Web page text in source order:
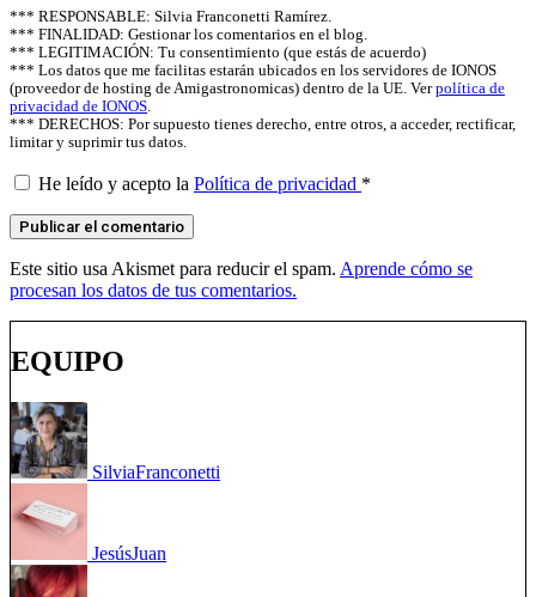
*** RESPONSABLE: Silvia Franconetti Ramírez.
*** FINALIDAD: Gestionar los comentarios en el blog.
*** LEGITIMACIÓN: Tu consentimiento (que estás de acuerdo)
*** Los datos que me facilitas estarán ubicados en los servidores de IONOS
(proveedor de hosting de Amigastronomicas) dentro de la UE. Verpolítica de
privacidad de IONOS.
*** DERECHOS: Por supuesto tienes derecho, entre otros, a acceder, rectificar,
limitar y suprimir tus datos.
He leído y acepto la Política de privacidad *
Este sitio usa Akismet para reducir el spam. Aprende cómo se
procesan los datos de tus comentarios.
EQUIPO
SilviaFranconetti
JesúsJuan